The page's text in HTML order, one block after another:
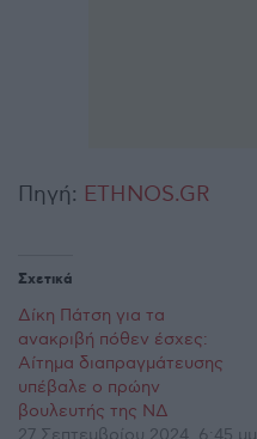
Πηγή: ETHNOS.GR
Σχετικά
Δίκη Πάτση για τα
ανακριβή πόθεν έσχες:
Αίτημα διαπραγμάτευσης
υπέβαλε ο πρώην
βουλευτής της ΝΔ
27 Σεπτεμβρίου 2024, 6:45 μμ